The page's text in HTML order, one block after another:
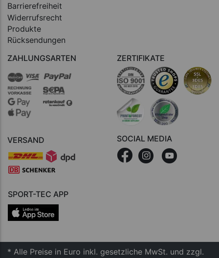
Barrierefreiheit
Widerrufsrecht
Produkte
Rücksendungen
ZAHLUNGSARTEN
VERSAND
ZERTIFIKATE
SOCIAL MEDIA
SPORT-TEC APP
* Alle Preise in Euro inkl. gesetzliche MwSt. und zzgl.